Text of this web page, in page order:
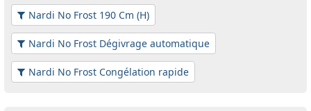
Nardi No Frost 190 Cm (H)
Nardi No Frost Dégivrage automatique
Nardi No Frost Congélation rapide